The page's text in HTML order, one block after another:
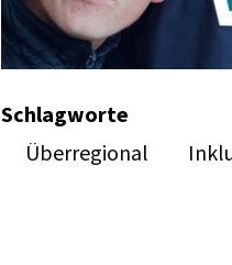
Schlagworte
Überregional